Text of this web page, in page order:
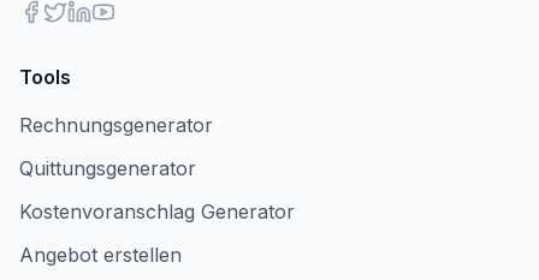
Tools
Rechnungsgenerator
Quittungsgenerator
Kostenvoranschlag Generator
Angebot erstellen